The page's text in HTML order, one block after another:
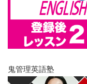
鬼管理英語塾